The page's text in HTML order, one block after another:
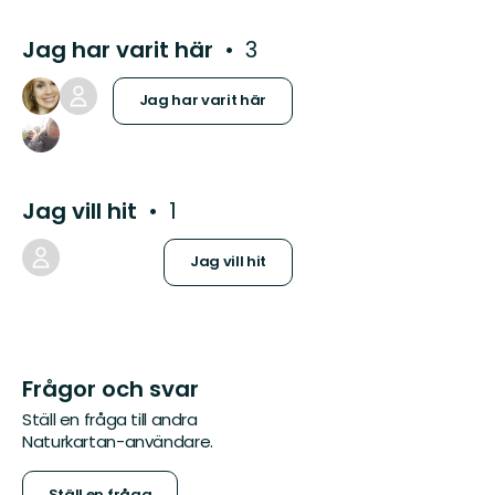
Jag har varit här 3
Jag har varit här
Jag vill hit 1
Jag vill hit
Frågor och svar
Ställ en fråga till andra
Naturkartan-användare.